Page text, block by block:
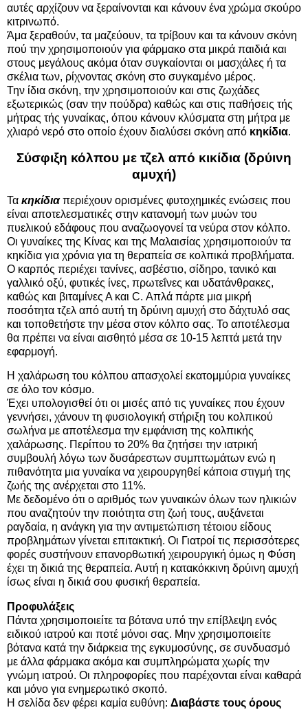
αυτές αρχίζουν να ξεραίνονται και κάνουν ένα χρώμα σκούρο
κιτρινωπό.
Άμα ξεραθούν, τα μαζεύουν, τα τρίβουν και τα κάνουν σκόνη
πού την χρησιμοποιούν για φάρμακο στα μικρά παιδιά και
στους μεγάλους ακόμα όταν συγκαίονται οι μασχάλες ή τα
σκέλια των, ρίχνοντας σκόνη στο συγκαμένο μέρος.
Την ίδια σκόνη, την χρησιμοποιούν και στις ζωχάδες
εξωτερικώς (σαν την πούδρα) καθώς και στις παθήσεις τής
μήτρας τής γυναίκας, όπου κάνουν κλύσματα στη μήτρα με
χλιαρό νερό στο οποίο έχουν διαλύσει σκόνη από κηκίδια.
Σύσφιξη κόλπου με τζελ από κικίδια (δρύινη
αμυχή)
Τα κηκίδιαπεριέχουν ορισμένες φυτοχημικές ενώσεις που
είναι αποτελεσματικές στην κατανομή των μυών του
πυελικού εδάφους που αναζωογονεί τα νεύρα στον κόλπο.
Οι γυναίκες της Κίνας και της Μαλαισίας χρησιμοποιούν τα
κηκίδια για χρόνια για τη θεραπεία σε κολπικά προβλήματα.
Ο καρπός περιέχει τανίνες, ασβέστιο, σίδηρο, τανικό και
γαλλικό οξύ, φυτικές ίνες, πρωτεΐνες και υδατάνθρακες,
καθώς και βιταμίνες Α και C. Απλά πάρτε μια μικρή
ποσότητα τζελ από αυτή τη δρύινη αμυχή στο δάχτυλό σας
και τοποθετήστε την μέσα στον κόλπο σας. Το αποτέλεσμα
θα πρέπει να είναι αισθητό μέσα σε 10-15 λεπτά μετά την
εφαρμογή.
Η χαλάρωση του κόλπου απασχολεί εκατομμύρια γυναίκες
σε όλο τον κόσμο.
Έχει υπολογισθεί ότι οι μισές από τις γυναίκες που έχουν
γεννήσει, χάνουν τη φυσιολογική στήριξη του κολπικού
σωλήνα με αποτέλεσμα την εμφάνιση της κολπικής
χαλάρωσης. Περίπου το 20% θα ζητήσει την ιατρική
συμβουλή λόγω των δυσάρεστων συμπτωμάτων ενώ η
πιθανότητα μια γυναίκα να χειρουργηθεί κάποια στιγμή της
ζωής της ανέρχεται στο 11%.
Με δεδομένο ότι ο αριθμός των γυναικών όλων των ηλικιών
που αναζητούν την ποιότητα στη ζωή τους, αυξάνεται
ραγδαία, η ανάγκη για την αντιμετώπιση τέτοιου είδους
προβλημάτων γίνεται επιτακτική. Οι Γιατροί τις περισσότερες
φορές συστήνουν επανορθωτική χειρουργική όμως η Φύση
έχει τη δικιά της θεραπεία. Αυτή η κατακόκκινη δρύινη αμυχή
ίσως είναι η δικιά σου φυσική θεραπεία.
Προφυλάξεις
Πάντα χρησιμοποιείτε τα βότανα υπό την επίβλεψη ενός
ειδικού ιατρού και ποτέ μόνοι σας. Μην χρησιμοποιείτε
βότανα κατά την διάρκεια της εγκυμοσύνης, σε συνδυασμό
με άλλα φάρμακα ακόμα και συμπληρώματα χωρίς την
γνώμη ιατρού. Οι πληροφορίες που παρέχονται είναι καθαρά
και μόνο για ενημερωτικό σκοπό.
Η σελίδα δεν φέρει καμία ευθύνη: Διαβάστε τους όρους